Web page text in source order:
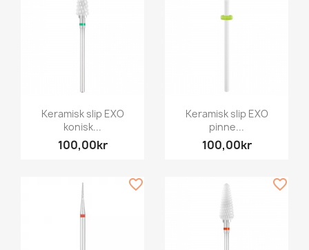
Keramisk slip EXO
konisk...
100,00kr
Keramisk slip EXO
pinne...
100,00kr
favorite_border favorite_border